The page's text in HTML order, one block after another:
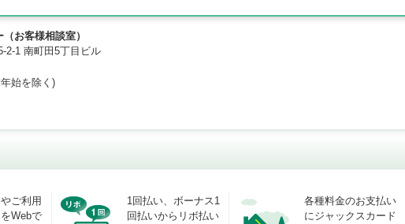
お客様相談室）
2-1 南町田5丁目ビル
始を除く)
ご利用
Webで
1回払い、ボーナス1
回払いからリボ払い
各種料金のお支払い
にジャックスカード